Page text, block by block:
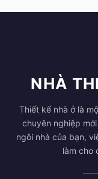
NHÀ
Thiết kế nhà ở là
chuyên nghiệp
ngôi nhà của bạn,
làm cho